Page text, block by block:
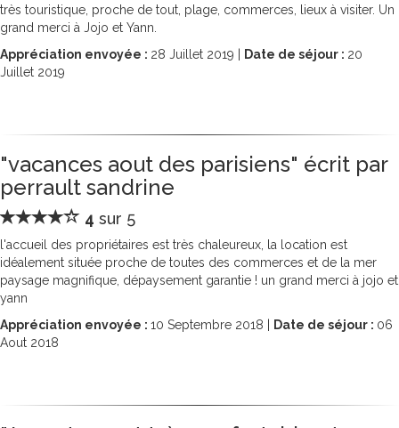
très touristique, proche de tout, plage, commerces, lieux à visiter. Un
grand merci à Jojo et Yann.
Appréciation envoyée : 28 Juillet 2019 | Date de séjour : 20
Juillet 2019
"vacances aout des parisiens" écrit par
perrault sandrine
4 sur 5
l'accueil des propriétaires est très chaleureux, la location est
idéalement située proche de toutes des commerces et de la mer
paysage magnifique, dépaysement garantie ! un grand merci à jojo et
yann
Appréciation envoyée : 10 Septembre 2018 | Date de séjour : 06
Aout 2018